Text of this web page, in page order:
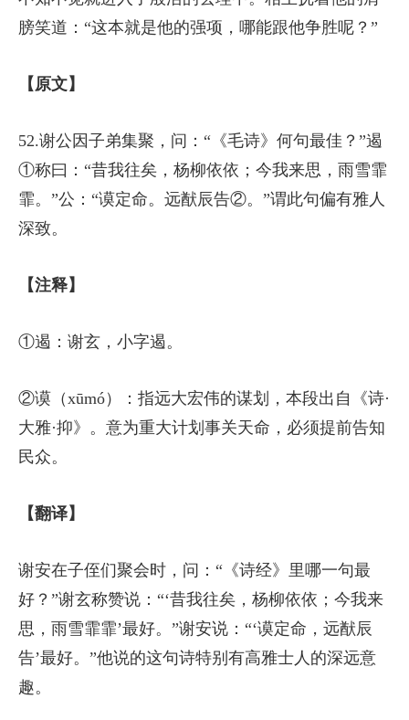
膀笑道：“这本就是他的强项，哪能跟他争胜呢？”
【原文】
52.谢公因子弟集聚，问：“《毛诗》何句最佳？”遏
①称曰：“昔我往矣，杨柳依依；今我来思，雨雪霏
霏。”公：“谟定命。远猷辰告②。”谓此句偏有雅人
深致。
【注释】
①遏：谢玄，小字遏。
②谟（xūmó）：指远大宏伟的谋划，本段出自《诗·
大雅·抑》。意为重大计划事关天命，必须提前告知
民众。
【翻译】
谢安在子侄们聚会时，问：“《诗经》里哪一句最
好？”谢玄称赞说：“‘昔我往矣，杨柳依依；今我来
思，雨雪霏霏’最好。”谢安说：“‘谟定命，远猷辰
告’最好。”他说的这句诗特别有高雅士人的深远意
趣。